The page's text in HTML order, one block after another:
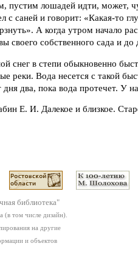
пустим лошадей идти, может,
с саней и говорит: «Какая-то
А когда утром начало
своего собственного сада и
снег в степи обыкновенно
реки. Вода несется с такой
дня два, пока вода протечет. У
Е. И. Далекое и близкое.
библиотека"
(в том числе дизайн).
на другие
и объектов